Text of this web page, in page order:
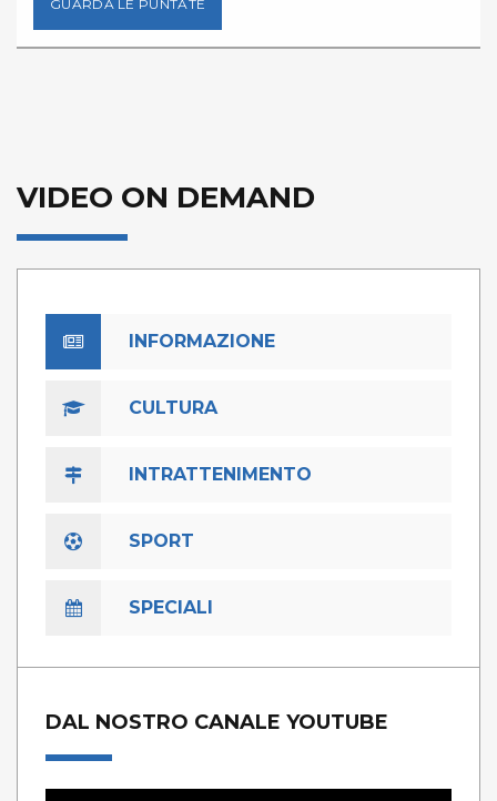
GUARDA LE PUNTATE
VIDEO ON DEMAND
INFORMAZIONE
CULTURA
INTRATTENIMENTO
SPORT
SPECIALI
DAL NOSTRO CANALE YOUTUBE